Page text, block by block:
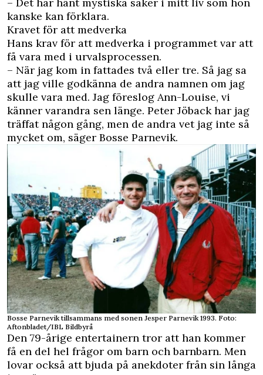
kanske kan förklara.
Kravet för att medverka
Hans krav för att medverka i programmet var att
få vara med i urvalsprocessen.
– När jag kom in fattades två eller tre. Så jag sa
att jag ville godkänna de andra namnen om jag
skulle vara med. Jag föreslog Ann-Louise, vi
känner varandra sen länge. Peter Jöback har jag
träffat någon gång, men de andra vet jag inte så
mycket om, säger Bosse Parnevik.
Bosse Parnevik tillsammans med sonen Jesper Parnevik 1993. Foto:
Aftonbladet/IBL Bildbyrå
Den 79-årige entertainern tror att han kommer
få en del hel frågor om barn och barnbarn. Men
lovar också att bjuda på anekdoter från sin långa